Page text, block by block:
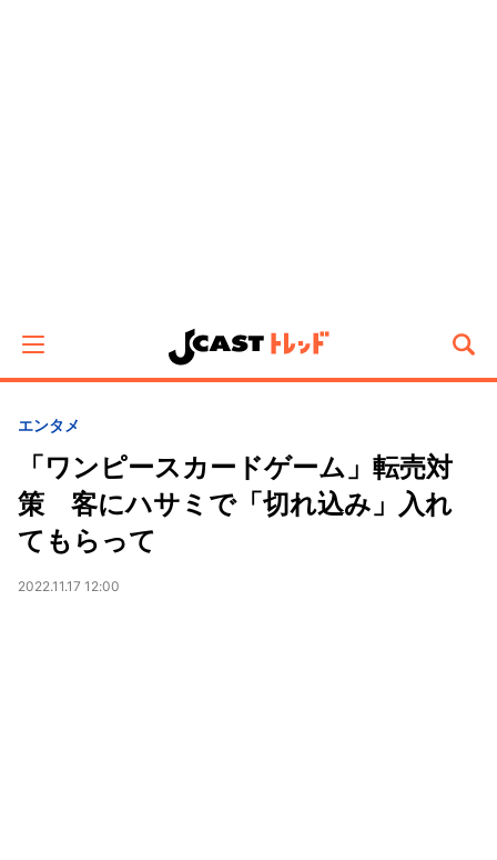
エンタメ
「ワンピースカードゲーム」転売対
策 客にハサミで「切れ込み」入れ
てもらって
2022.11.17 12:00